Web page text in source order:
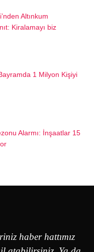
Altınkum
Kiralamayı biz
1 Milyon Kişiyi
Alarmı: İnşaatlar 15
haber hattımız